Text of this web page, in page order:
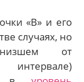
«В» и его
случаях, но
от
интервале)